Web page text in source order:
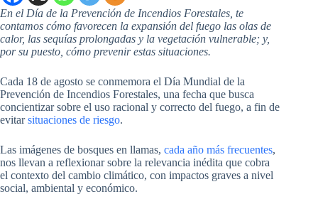
En el Día de la Prevención de Incendios Forestales, te
contamos cómo favorecen la expansión del fuego las olas de
calor, las sequías prolongadas y la vegetación vulnerable; y,
por su puesto, cómo prevenir estas situaciones.
Cada 18 de agosto se conmemora el Día Mundial de la
Prevención de Incendios Forestales, una fecha que busca
concientizar sobre el uso racional y correcto del fuego, a fin de
evitarsituaciones de riesgo.
Las imágenes de bosques en llamas, cada año más frecuentes,
nos llevan a reflexionar sobre la relevancia inédita que cobra
el contexto del cambio climático, con impactos graves a nivel
social, ambiental y económico.